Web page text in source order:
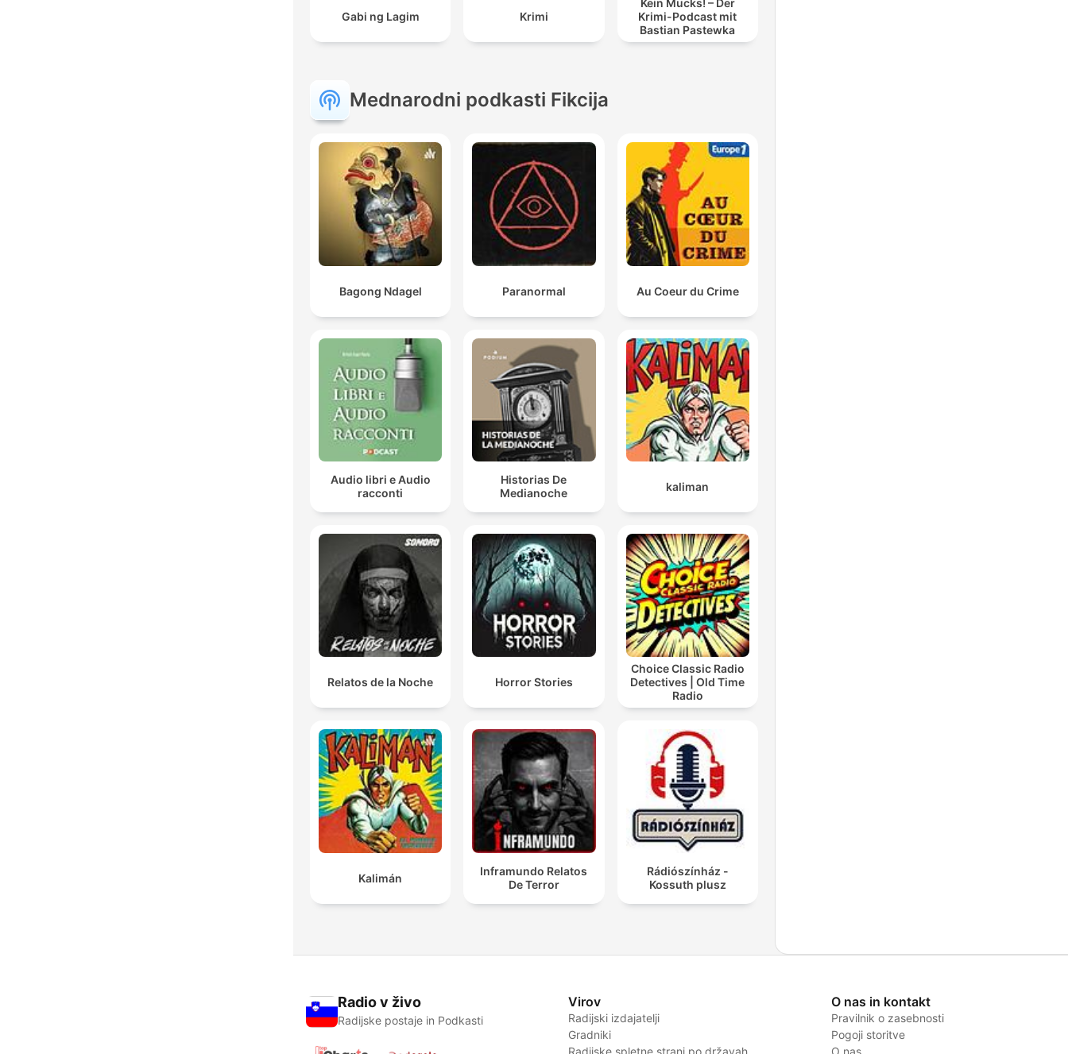
Gabi ng Lagim Krimi
Kein Mucks! – Der
Krimi-Podcast mit
Bastian Pastewka
Mednarodni podkasti Fikcija
Bagong Ndagel Paranormal Au Coeur du Crime
Audio libri e Audio
racconti
Historias De
Medianoche
kaliman
Relatos de la Noche Horror Stories
Choice Classic Radio
Detectives | Old Time
Radio
Kalimán
Inframundo Relatos
De Terror
Rádiószínház -
Kossuth plusz
Radio v živo
Radijske postaje in Podkasti
Virov
Radijski izdajatelji
Gradniki
Radijske spletne strani po državah
O nas in kontakt
Pravilnik o zasebnosti
Pogoji storitve
O nas